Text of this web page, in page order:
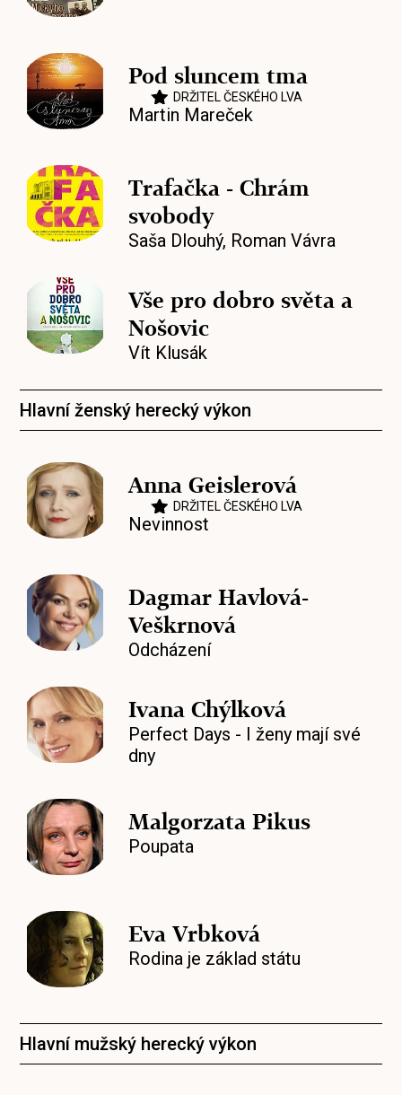
Pod sluncem tma
DRŽITEL ČESKÉHO LVA
Martin Mareček
Trafačka - Chrám
svobody
Saša Dlouhý, Roman Vávra
Vše pro dobro světa a
Nošovic
Vít Klusák
Hlavní ženský herecký výkon
Anna Geislerová
DRŽITEL ČESKÉHO LVA
Nevinnost
Dagmar Havlová-
Veškrnová
Odcházení
Ivana Chýlková
Perfect Days - I ženy mají své
dny
Malgorzata Pikus
Poupata
Eva Vrbková
Rodina je základ státu
Hlavní mužský herecký výkon